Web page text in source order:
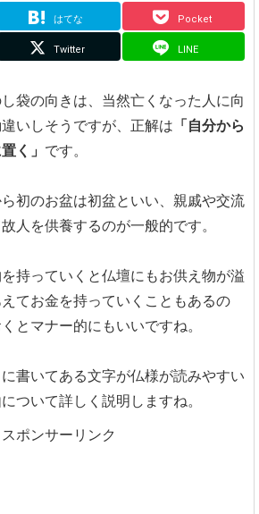
はてな Pocket
Twitter LINE
袋の向きは、当然亡くなった人に向
いしそうですが、正解は 「自分から
く」 です。
初のお盆は初盆といい、親戚や交流
人を供養するのが一般的です。
持っていくと仏壇にもお供え物が溢
てお金を持っていくこともあるの
とマナー的にもいいですね。
書いてある文字が仏様が読みやすい
ついて詳しく説明しますね。
スポンサーリンク